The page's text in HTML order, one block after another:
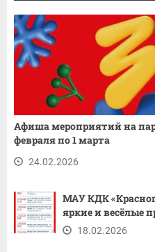
Афиша мероприятий на
февраля по 1 марта
24.02.2026
МАУ КДК
яркие и весёлые
18.02.2026